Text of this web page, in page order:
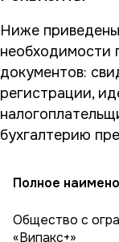
Ниже
необходимости
документов:
регистрации,
бухгалтерию
Полное
Общество с
«Випакс+»